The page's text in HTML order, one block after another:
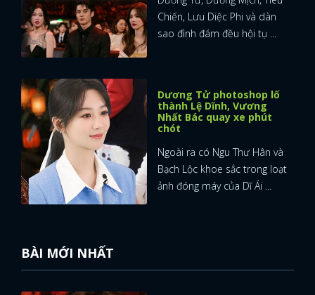
Chiến, Lưu Diệc Phi và dàn
sao đình đám đều hội tụ ...
Dương Tử photoshop lố
thành Lệ Dĩnh, Vương
Nhất Bác quay xe phút
chót
Ngoài ra có Ngu Thư Hân và
Bạch Lộc khoe sắc trong loạt
ảnh đóng máy của Dĩ Ái ...
BÀI MỚI NHẤT